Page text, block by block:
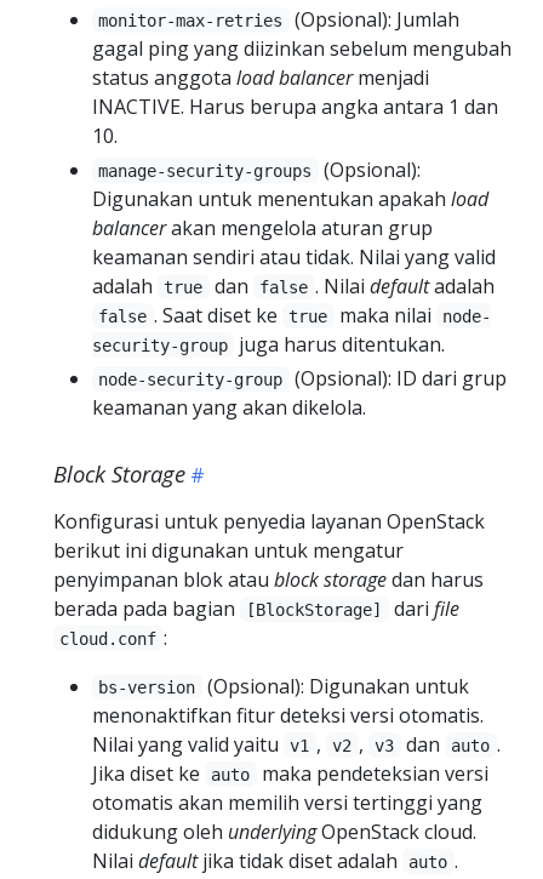
monitor-max-retries
(Opsional): Jumlah
gagal ping yang diizinkan sebelum mengubah
status anggota load balancermenjadi
INACTIVE. Harus berupa angka antara 1 dan
10.
manage-security-groups
(Opsional):
Digunakan untuk menentukan apakah load
balancerakan mengelola aturan grup
keamanan sendiri atau tidak. Nilai yang valid
adalah
true dan false . Nilai defaultadalah
false . Saat diset ke true maka nilai
node-
security-group
juga harus ditentukan.
node-security-group
(Opsional): ID dari grup
keamanan yang akan dikelola.
Block Storage
Konfigurasi untuk penyedia layanan OpenStack
berikut ini digunakan untuk mengatur
penyimpanan blok atau block storagedan harus
berada pada bagian
[BlockStorage] dari file
cloud.conf :
bs-version
(Opsional): Digunakan untuk
menonaktifkan fitur deteksi versi otomatis.
Nilai yang valid yaitu
v1 , v2 , v3 dan auto .
Jika diset ke
auto
maka pendeteksian versi
otomatis akan memilih versi tertinggi yang
didukung oleh underlyingOpenStack cloud.
Nilai defaultjika tidak diset adalah auto .